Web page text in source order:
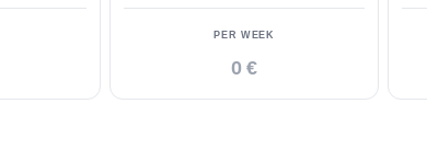
PER WEEK
0 €